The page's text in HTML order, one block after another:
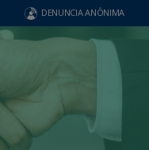
DENUNCIA ANÔNIMA